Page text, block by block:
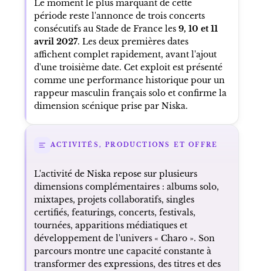
Le moment le plus marquant de cette
période reste l'annonce de trois concerts
consécutifs au Stade de France les 9, 10 et 11
avril 2027. Les deux premières dates
affichent complet rapidement, avant l'ajout
d'une troisième date. Cet exploit est présenté
comme une performance historique pour un
rappeur masculin français solo et confirme la
dimension scénique prise par Niska.
ACTIVITÉS, PRODUCTIONS ET OFFRE
L'activité de Niska repose sur plusieurs
dimensions complémentaires : albums solo,
mixtapes, projets collaboratifs, singles
certifiés, featurings, concerts, festivals,
tournées, apparitions médiatiques et
développement de l'univers « Charo ». Son
parcours montre une capacité constante à
transformer des expressions, des titres et des